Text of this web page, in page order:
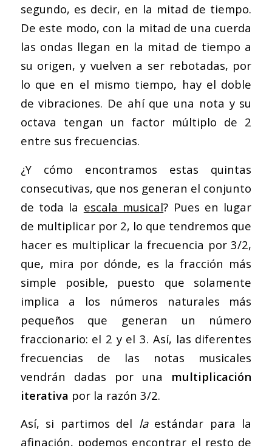
segundo, es decir, en la mitad de tiempo.
De este modo, con la mitad de una cuerda
las ondas llegan en la mitad de tiempo a
su origen, y vuelven a ser rebotadas, por
lo que en el mismo tiempo, hay el doble
de vibraciones. De ahí que una nota y su
octava tengan un factor múltiplo de 2
entre sus frecuencias.
¿Y cómo encontramos estas quintas
consecutivas, que nos generan el conjunto
de toda la escala musical? Pues en lugar
de multiplicar por 2, lo que tendremos que
hacer es multiplicar la frecuencia por 3/2,
que, mira por dónde, es la fracción más
simple posible, puesto que solamente
implica a los números naturales más
pequeños que generan un número
fraccionario: el 2 y el 3. Así, las diferentes
frecuencias de las notas musicales
vendrán dadas por una multiplicación
iterativa por la razón 3/2.
Así, si partimos del laestándar para la
afinación, podemos encontrar el resto de